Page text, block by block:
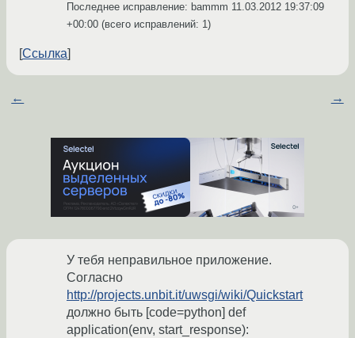
Последнее исправление: bammm 11.03.2012 19:37:09
+00:00 (всего исправлений: 1)
Ссылка
← →
У тебя неправильное приложение.
Согласно
http://projects.unbit.it/uwsgi/wiki/Quickstart
должно быть [code=python] def
application(env, start_response):